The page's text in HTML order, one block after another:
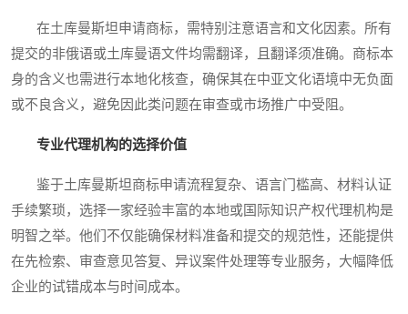
在土库曼斯坦申请商标，需特别注意语言和文化因素。所有
提交的非俄语或土库曼语文件均需翻译，且翻译须准确。商标本
身的含义也需进行本地化核查，确保其在中亚文化语境中无负面
或不良含义，避免因此类问题在审查或市场推广中受阻。
专业代理机构的选择价值
鉴于土库曼斯坦商标申请流程复杂、语言门槛高、材料认证
手续繁琐，选择一家经验丰富的本地或国际知识产权代理机构是
明智之举。他们不仅能确保材料准备和提交的规范性，还能提供
在先检索、审查意见答复、异议案件处理等专业服务，大幅降低
企业的试错成本与时间成本。